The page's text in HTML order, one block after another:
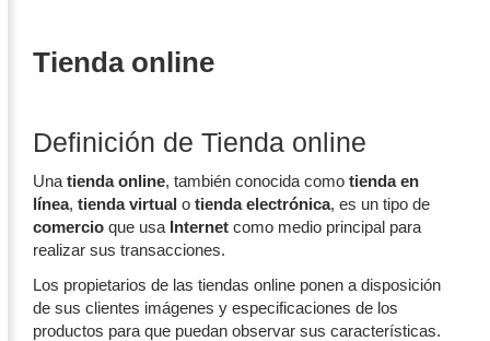
Tienda online
Definición de Tienda online
Una tienda online, también conocida como tienda en
línea, tienda virtual o tienda electrónica, es un tipo de
comercio que usa Internet como medio principal para
realizar sus transacciones.
Los propietarios de las tiendas online ponen a disposición
de sus clientes imágenes y especificaciones de los
productos para que puedan observar sus características.